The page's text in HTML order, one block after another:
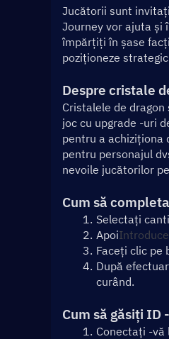
Jucătorii sunt
Journey vor ajuta și
împărțiți în șase
poziționeze
Despre cristale
Cristalele de
joc cu upgrade -uri
pentru a achiziționa
pentru personajul
nevoile jucătorilor
Cum să
Selectați
Apoi
Faceți clic pe
După
curând.
Cum să găsiți ID
Conectați -vă